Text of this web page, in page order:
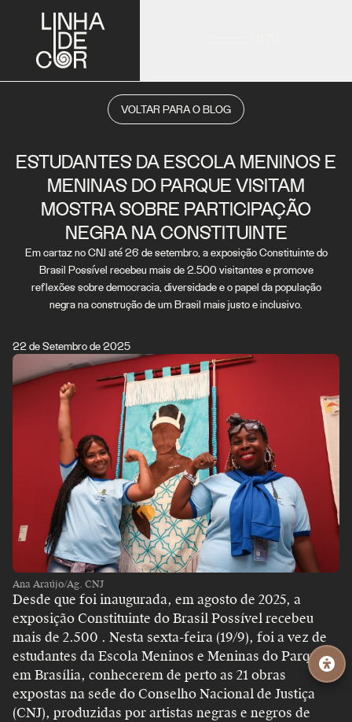
VOLTAR PARA O BLOG
ESTUDANTES DA ESCOLA MENINOS E
MENINAS DO PARQUE VISITAM
MOSTRA SOBRE PARTICIPAÇÃO
NEGRA NA CONSTITUINTE
Em cartaz no CNJ até 26 de setembro, a exposição Constituinte do
Brasil Possível recebeu mais de 2.500 visitantes e promove
reflexões sobre democracia, diversidade e o papel da população
negra na construção de um Brasil mais justo e inclusivo.
22 de Setembro de 2025
Ana Araújo/Ag. CNJ
Desde que foi inaugurada, em agosto de 2025, a
exposição Constituinte do Brasil Possível recebeu
mais de 2.500 . Nesta sexta-feira (19/9), foi a vez de
estudantes da Escola Meninos e Meninas do Parque,
em Brasília, conhecerem de perto as 21 obras
expostas na sede do Conselho Nacional de Justiça
(CNJ), produzidas por artistas negras e negros de